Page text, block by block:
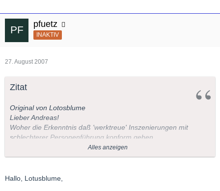
pfuetz
INAKTIV
27. August 2007
Zitat
Original von Lotosblume
Lieber Andreas!
Woher die Erkenntnis daß 'werktreue' Inszenierungen mit
schlechterer Personenführung konform gehen.
Das kommt doch nur auf den Regisseur,aber nicht auf die
Inszenierung an.
verwechselt.
Alles anzeigen
Hallo, Lotusblume,